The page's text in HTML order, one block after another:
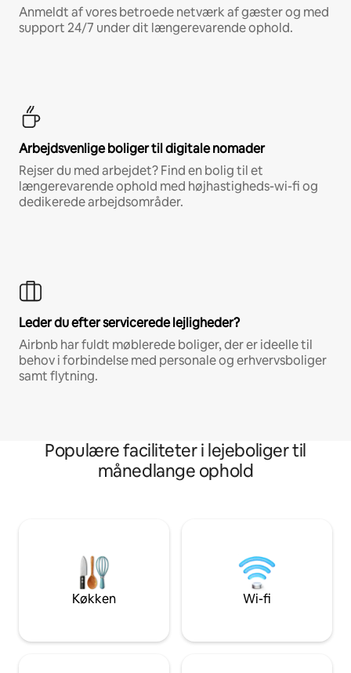
Anmeldt af vores betroede netværk af gæster og med
support 24/7 under dit længerevarende ophold.
Arbejdsvenlige boliger til digitale nomader
Rejser du med arbejdet? Find en bolig til et
længerevarende ophold med højhastigheds-wi-fi og
dedikerede arbejdsområder.
Leder du efter servicerede lejligheder?
Airbnb har fuldt møblerede boliger, der er ideelle til
behov i forbindelse med personale og erhvervsboliger
samt flytning.
Populære faciliteter i lejeboliger til
månedlange ophold
Køkken Wi-fi